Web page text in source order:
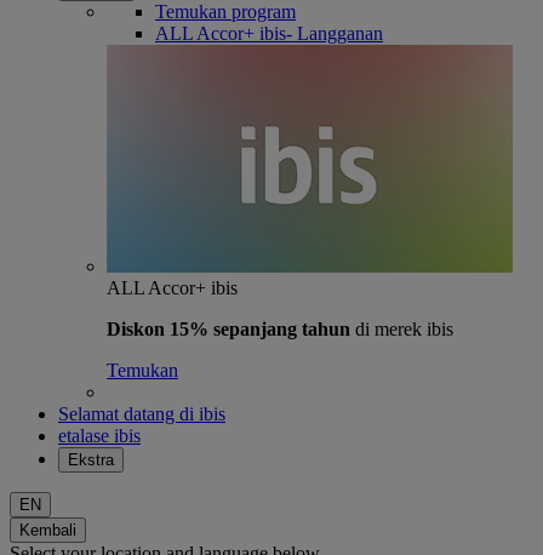
Temukan program
ALL Accor+ ibis- Langganan
ALL Accor+ ibis
Diskon 15% sepanjang tahun di merek ibis
Temukan
Selamat datang di ibis
etalase ibis
Ekstra
EN
Kembali